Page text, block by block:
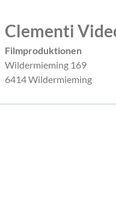
Clementi
Filmproduktionen
Wildermieming 169
6414 Wildermieming